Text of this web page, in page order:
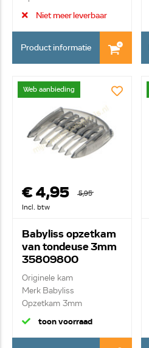
3-1...
Niet meer leverbaar
Product informatie
Web aanbieding
€ 4,95
5,95
Incl. btw
Babyliss opzetkam
van tondeuse 3mm
35809800
Originele kam
Merk Babyliss
Opzetkam 3mm
toon voorraad